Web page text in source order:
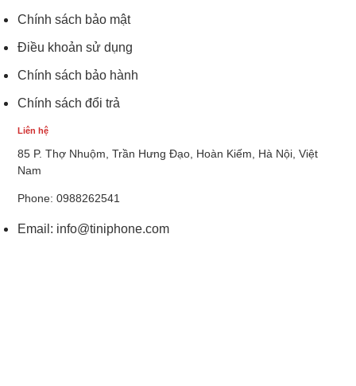
Liên hệ
85 P. Thợ Nhuộm, Trần Hưng Đạo, Hoàn Kiếm, Hà Nội, Việt
Nam
Phone: 0988262541
Email: info@tiniphone.com
Chính sách bảo mật
Điều khoản sử dụng
Chính sách bảo hành
Chính sách đổi trả